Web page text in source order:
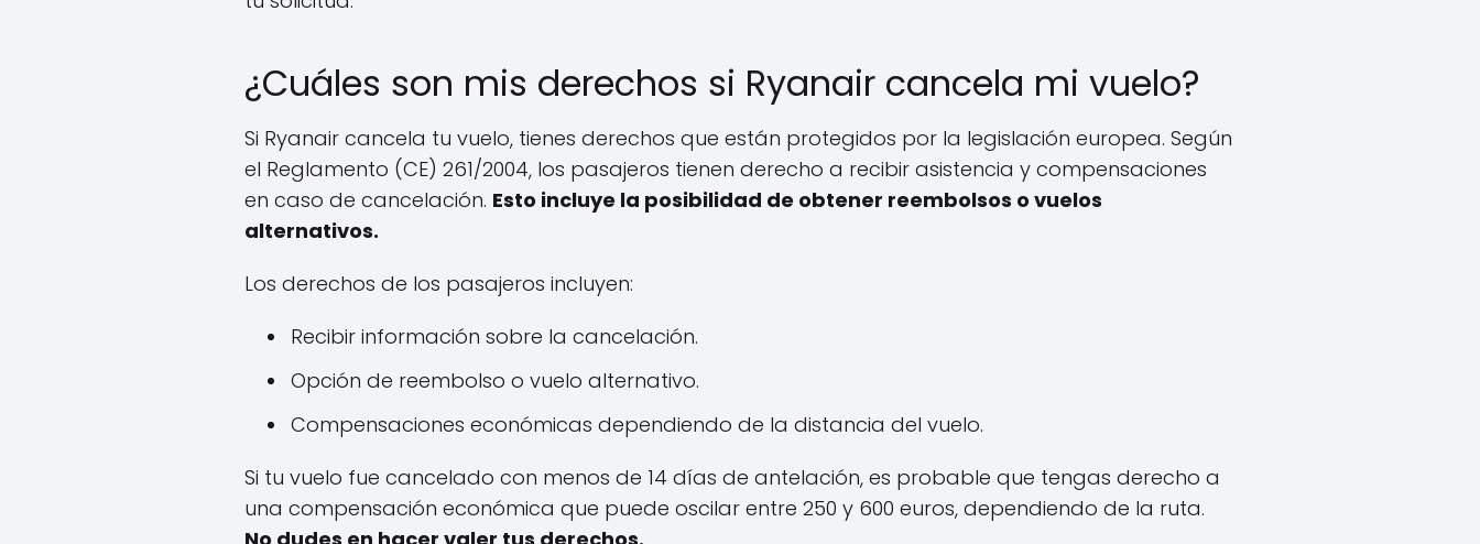
¿Cuáles son mis derechos si Ryanair cancela mi vuelo?
Si Ryanair cancela tu vuelo, tienes derechos que están protegidos por la legislación europea. Según
el Reglamento (CE) 261/2004, los pasajeros tienen derecho a recibir asistencia y compensaciones
en caso de cancelación. Esto incluye la posibilidad de obtener reembolsos o vuelos
alternativos.
Los derechos de los pasajeros incluyen:
Recibir información sobre la cancelación.
Opción de reembolso o vuelo alternativo.
Compensaciones económicas dependiendo de la distancia del vuelo.
Si tu vuelo fue cancelado con menos de 14 días de antelación, es probable que tengas derecho a
una compensación económica que puede oscilar entre 250 y 600 euros, dependiendo de la ruta.